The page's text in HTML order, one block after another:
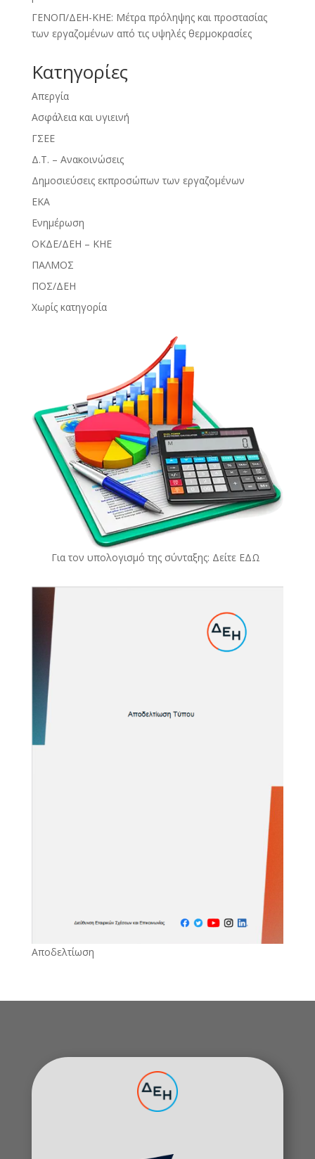
ΓΕΝΟΠ/ΔΕΗ-ΚΗΕ: Μέτρα πρόληψης και προστασίας
των εργαζομένων από τις υψηλές θερμοκρασίες
Kατηγορίες
Απεργία
Ασφάλεια και υγιεινή
ΓΣΕΕ
Δ.Τ. – Ανακοινώσεις
Δημοσιεύσεις εκπροσώπων των εργαζομένων
ΕΚΑ
Ενημέρωση
ΟΚΔΕ/ΔΕΗ – ΚΗΕ
ΠΑΛΜΟΣ
ΠΟΣ/ΔΕΗ
Χωρίς κατηγορία
Για τον υπολογισμό της σύνταξης: Δείτε ΕΔΩ
Αποδελτίωση